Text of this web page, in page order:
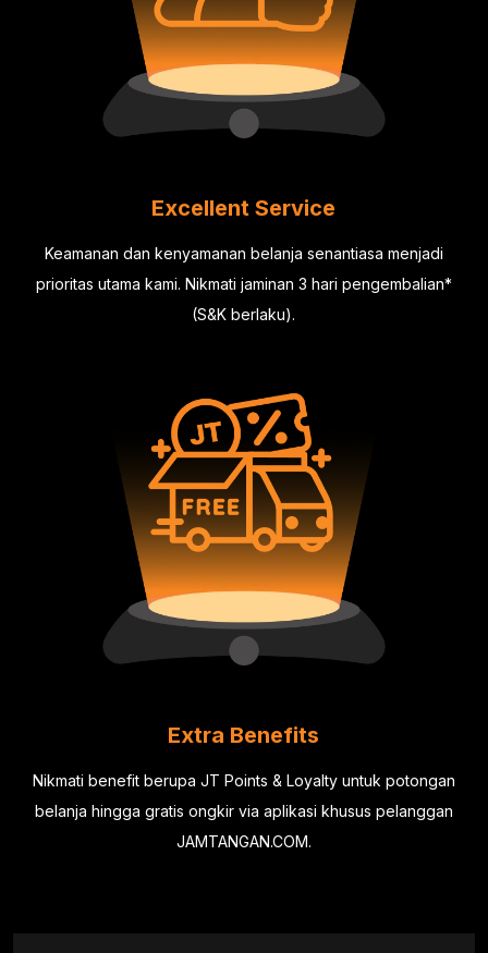
Excellent Service
Keamanan dan kenyamanan belanja senantiasa menjadi
prioritas utama kami. Nikmati jaminan 3 hari pengembalian*
(S&K berlaku).
Extra Benefits
Nikmati benefit berupa JT Points & Loyalty untuk potongan
belanja hingga gratis ongkir via aplikasi khusus pelanggan
JAMTANGAN.COM.